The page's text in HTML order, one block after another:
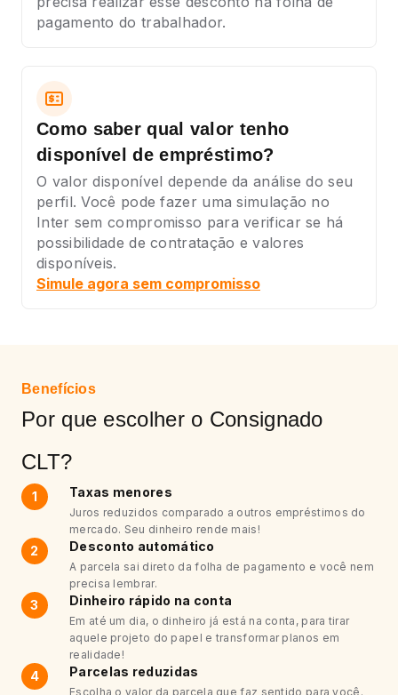
pagamento do trabalhador.
Como saber qual valor tenho
disponível de empréstimo?
O valor disponível depende da análise do seu
perfil. Você pode fazer uma simulação no
Inter sem compromisso para verificar se há
possibilidade de contratação e valores
disponíveis.
Simule agora sem compromisso
Benefícios
Por que escolher o Consignado
CLT?
1 Taxas menores
Juros reduzidos comparado a outros empréstimos do
mercado. Seu dinheiro rende mais!
2 Desconto automático
A parcela sai direto da folha de pagamento e você nem
precisa lembrar.
3 Dinheiro rápido na conta
Em até um dia, o dinheiro já está na conta, para tirar
aquele projeto do papel e transformar planos em
realidade!
4 Parcelas reduzidas
Escolha o valor da parcela que faz sentido para você.